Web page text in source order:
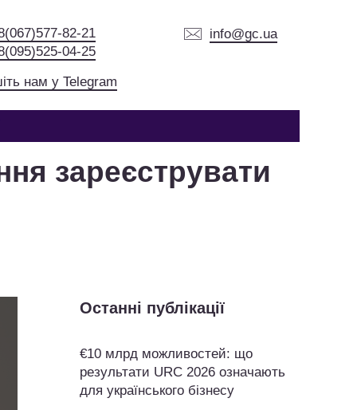
82-21
04-25
нам у Telegram
info@gc.ua
зареєструвати
Останні публікації
€10 млрд можливостей: що
результати URC 2026 означають
для українського бізнесу